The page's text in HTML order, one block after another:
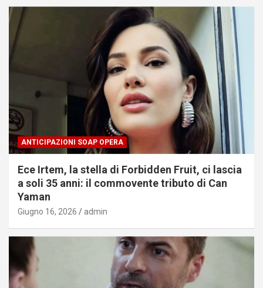
ANTICIPAZIONI SOAP OPERA
Ece Irtem, la stella di Forbidden Fruit, ci lascia
a soli 35 anni: il commovente tributo di Can
Yaman
Giugno 16, 2026 admin